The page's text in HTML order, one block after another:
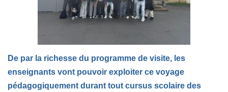
De par la richesse du programme de visite, les
enseignants vont pouvoir exploiter ce voyage
pédagogiquement durant tout cursus scolaire des